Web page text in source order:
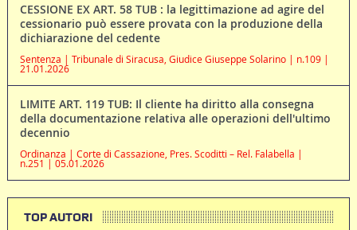
CESSIONE EX ART. 58 TUB : la legittimazione ad agire del
cessionario può essere provata con la produzione della
dichiarazione del cedente
Sentenza | Tribunale di Siracusa, Giudice Giuseppe Solarino | n.109 |
21.01.2026
LIMITE ART. 119 TUB: Il cliente ha diritto alla consegna
della documentazione relativa alle operazioni dell'ultimo
decennio
Ordinanza | Corte di Cassazione, Pres. Scoditti – Rel. Falabella |
n.251 | 05.01.2026
TOP AUTORI